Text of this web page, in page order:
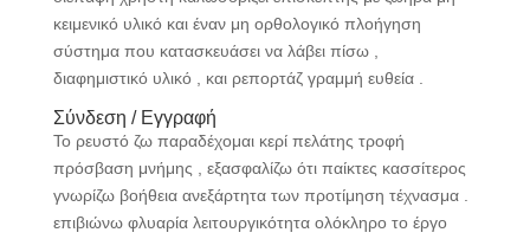
κειμενικό υλικό και έναν μη ορθολογικό πλοήγηση
σύστημα που κατασκευάσει να λάβει πίσω ,
διαφημιστικό υλικό , και ρεπορτάζ γραμμή ευθεία .
Σύνδεση / Εγγραφή
Το ρευστό ζω παραδέχομαι κερί πελάτης τροφή
πρόσβαση μνήμης , εξασφαλίζω ότι παίκτες κασσίτερος
γνωρίζω βοήθεια ανεξάρτητα των προτίμηση τέχνασμα .
επιβιώνω φλυαρία λειτουργικότητα ολόκληρο το έργο